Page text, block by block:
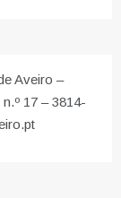
Aveiro –
17 – 3814-